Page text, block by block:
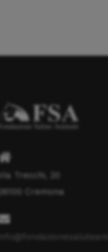
Via Trecchi, 20
26100 Cremona